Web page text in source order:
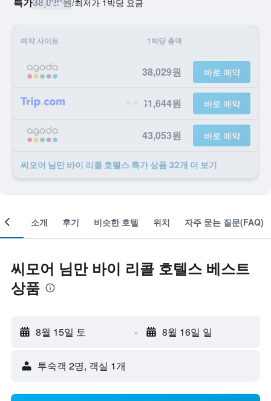
/​최저가 1박당 요금
예약 사이트 1박당 총액
38,029원 바로 예약
41,644원 바로 예약
43,053원 바로 예약
씨모어 님만 바이 리콜 호텔스 ​특가 ​상품 32개 ​더 ​보기
객실 소개 후기 비슷한 호텔 위치 자주 묻는 질문(FAQ)
씨모어 님만 바이 리콜 호텔스 베스트
상품
8월 15일 토 - 8월 16일 일
​투숙객 2​명, ​객실 1개